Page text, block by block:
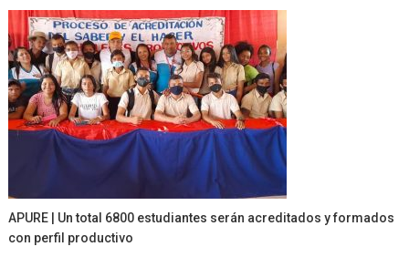
APURE | Un total 6800 estudiantes serán acreditados y formados
con perfil productivo